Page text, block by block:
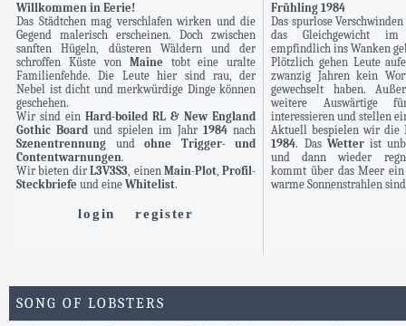
Willkommen in Eerie!
Das Städtchen mag verschlafen wirken und die
Gegend malerisch erscheinen. Doch zwischen
sanften Hügeln, düsteren Wäldern und der
schroffen Küste von Maine tobt eine uralte
Familienfehde. Die Leute hier sind rau, der
Nebel ist dicht und merkwürdige Dinge können
geschehen.
Wir sind einHard-boiled RL & New England
Gothic Board und spielen im Jahr1984 nach
Szenentrennung undohne Trigger- und
Contentwarnungen.
Wir bieten dirL3V3S3, einen Main-Plot,Profil-
Steckbriefe und eine Whitelist.
login register
Frühling 1984
Das spurlose
das Gleichgewicht im
empfindlich ins Wanken
Plötzlich gehen Leute
zwanzig Jahren kein
gewechselt haben.
weitere Auswärtige
interessieren und stellen
Aktuell bespielen wir die
1984. Das Wetterist
und dann wieder
kommt über das Meer
warme Sonnenstrahlen
SONG OF LOBSTERS